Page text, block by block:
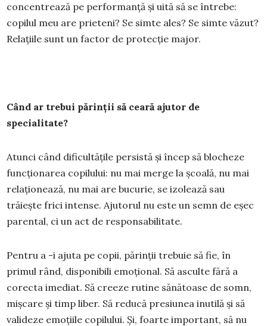
concentrează pe performanță și uită să se întrebe:
copilul meu are prieteni? Se simte ales? Se simte văzut?
Relațiile sunt un factor de protecție major.
Când ar trebui părinții să ceară ajutor de
specialitate?
Atunci când dificultățile persistă și încep să blocheze
funcționarea copilului: nu mai merge la școală, nu mai
relaționează, nu mai are bucurie, se izolează sau
trăiește frici intense. Ajutorul nu este un semn de eșec
parental, ci un act de responsabilitate.
Pentru a -i ajuta pe copii, părinții trebuie să fie, în
primul rând, disponibili emoțional. Să asculte fără a
corecta imediat. Să creeze rutine sănătoase de somn,
mișcare și timp liber. Să reducă presiunea inutilă și să
valideze emoțiile copilului. Și, foarte important, să nu